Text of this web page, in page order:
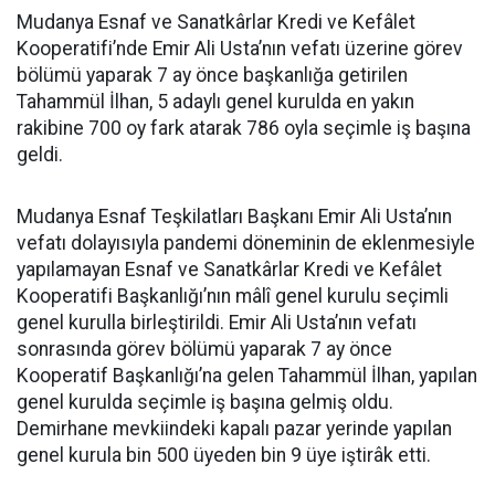
Mudanya Esnaf ve Sanatkârlar Kredi ve Kefâlet
Kooperatifi’nde Emir Ali Usta’nın vefatı üzerine görev
bölümü yaparak 7 ay önce başkanlığa getirilen
Tahammül İlhan, 5 adaylı genel kurulda en yakın
rakibine 700 oy fark atarak 786 oyla seçimle iş başına
geldi.
Mudanya Esnaf Teşkilatları Başkanı Emir Ali Usta’nın
vefatı dolayısıyla pandemi döneminin de eklenmesiyle
yapılamayan Esnaf ve Sanatkârlar Kredi ve Kefâlet
Kooperatifi Başkanlığı’nın mâlî genel kurulu seçimli
genel kurulla birleştirildi. Emir Ali Usta’nın vefatı
sonrasında görev bölümü yaparak 7 ay önce
Kooperatif Başkanlığı’na gelen Tahammül İlhan, yapılan
genel kurulda seçimle iş başına gelmiş oldu.
Demirhane mevkiindeki kapalı pazar yerinde yapılan
genel kurula bin 500 üyeden bin 9 üye iştirâk etti.